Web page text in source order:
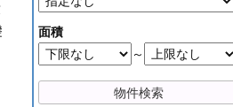
面積
～